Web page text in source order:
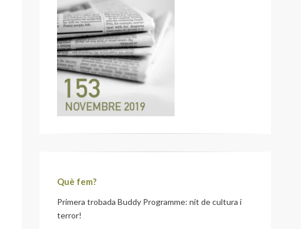
Què fem?
Primera trobada Buddy Programme: nit de cultura i
terror!